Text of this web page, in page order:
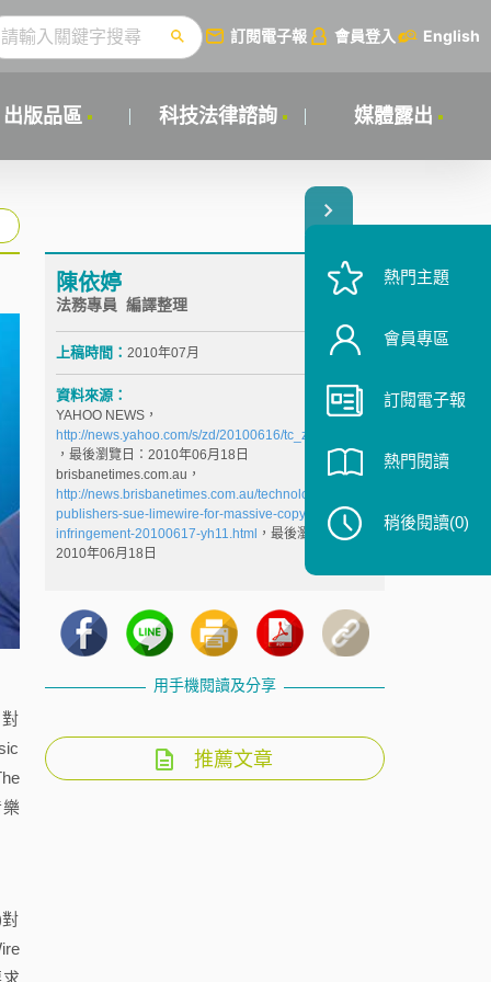
訂閱電子報 會員登入 English
出版品區 科技法律諮詢 媒體露出
陳依婷
法務專員 編譯整理
上稿時間： 2010年07月
資料來源：
YAHOO NEWS，
http://news.yahoo.com/s/zd/20100616/tc_zd/251879
，最後瀏覽日：2010年06月18日
brisbanetimes.com.au，
http://news.brisbanetimes.com.au/technology/music-
publishers-sue-limewire-for-massive-copyright-
infringement-20100617-yh11.html ，最後瀏覽日：
2010年06月18日
用手機閱讀及分享
推薦文章
熱門主題
會員專區
訂閱電子報
熱門閱讀
稍後閱讀(0)